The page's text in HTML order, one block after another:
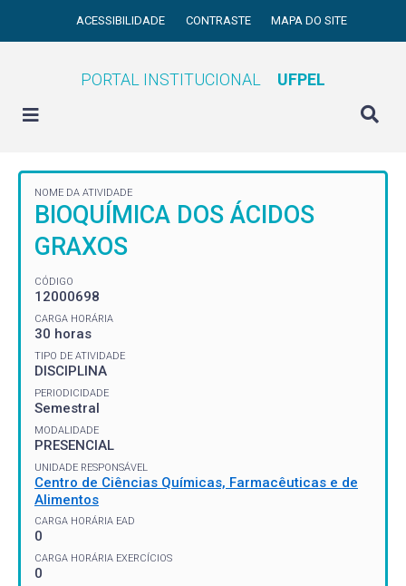
ACESSIBILIDADE CONTRASTE MAPA DO SITE
PORTAL INSTITUCIONAL UFPEL
NOME DA ATIVIDADE
BIOQUÍMICA DOS ÁCIDOS
GRAXOS
CÓDIGO
12000698
CARGA HORÁRIA
30 horas
TIPO DE ATIVIDADE
DISCIPLINA
PERIODICIDADE
Semestral
MODALIDADE
PRESENCIAL
UNIDADE RESPONSÁVEL
Centro de Ciências Químicas, Farmacêuticas e de
Alimentos
CARGA HORÁRIA EAD
0
CARGA HORÁRIA EXERCÍCIOS
0